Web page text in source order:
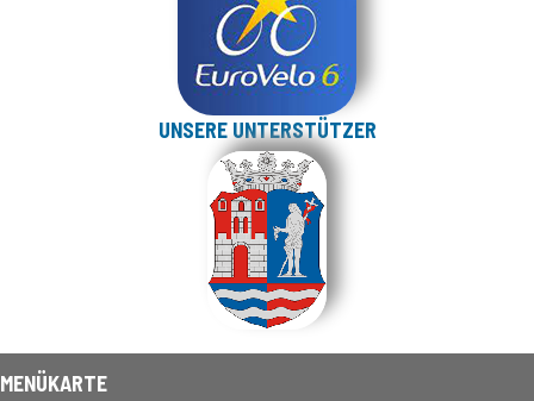
UNSERE UNTERSTÜTZER
MENÜKARTE